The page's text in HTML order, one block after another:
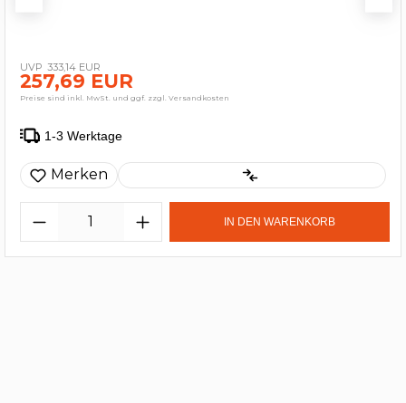
333,14 EUR
257,69 EUR
Preise sind inkl. MwSt. und ggf. zzgl. Versandkosten
1-3 Werktage
Merken
IN DEN WARENKORB